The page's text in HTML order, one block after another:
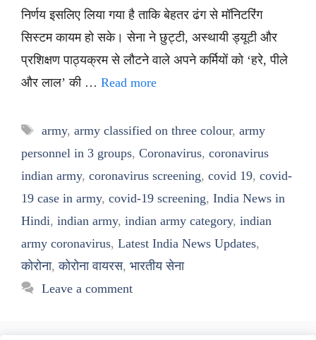
निर्णय इसलिए लिया गया है ताकि बेहतर ढंग से मॉनिटरिंग
सिस्टम कायम हो सके। सेना ने छुट्टी, अस्थायी ड्यूटी और
प्रशिक्षण पाठ्यक्रम से लौटने वाले अपने कर्मियों को ‘हरे, पीले
और लाल’ की … Read more
Tags
army, army classified on three colour, army
personnel in 3 groups, Coronavirus, coronavirus
indian army, coronavirus screening, covid 19, covid-
19 case in army, covid-19 screening, India News in
Hindi, indian army, indian army category, indian
army coronavirus, Latest India News Updates,
कोरोना,कोरोना वायरस, भारतीय सेना
Leave a comment